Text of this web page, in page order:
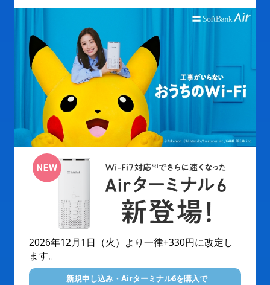
2026年12月1日（火）より一律+330円に改定し
ます。
新規申し込み・Airターミナル6を購入で